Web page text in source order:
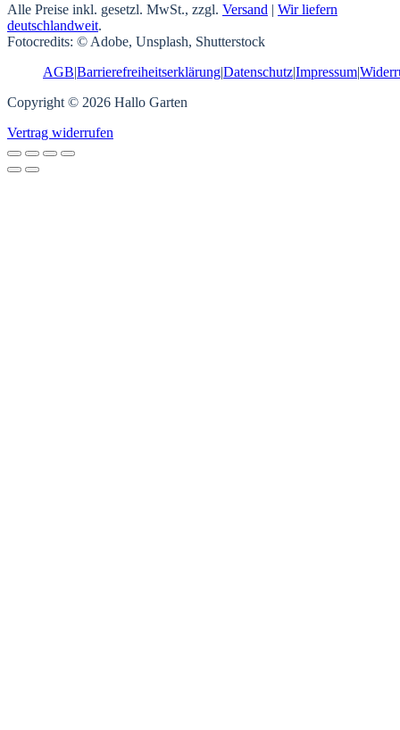
Alle Preise inkl. gesetzl. MwSt., zzgl. Versand | Wir liefern
deutschlandweit.
Fotocredits: © Adobe, Unsplash, Shutterstock
AGB|Barrierefreiheitserklärung|Datenschutz|Impressum|
Copyright © 2026 Hallo Garten
Vertrag widerrufen